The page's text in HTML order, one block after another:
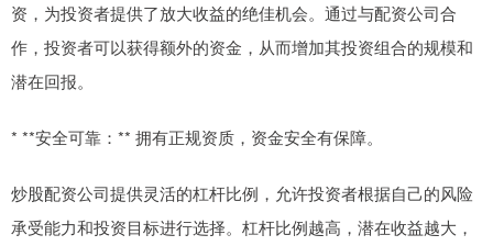
资，为投资者提供了放大收益的绝佳机会。通过与配资公司合
作，投资者可以获得额外的资金，从而增加其投资组合的规模和
潜在回报。
* **安全可靠：** 拥有正规资质，资金安全有保障。
炒股配资公司提供灵活的杠杆比例，允许投资者根据自己的风险
承受能力和投资目标进行选择。杠杆比例越高，潜在收益越大，